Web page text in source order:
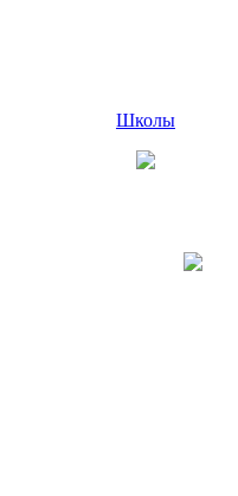
Школы